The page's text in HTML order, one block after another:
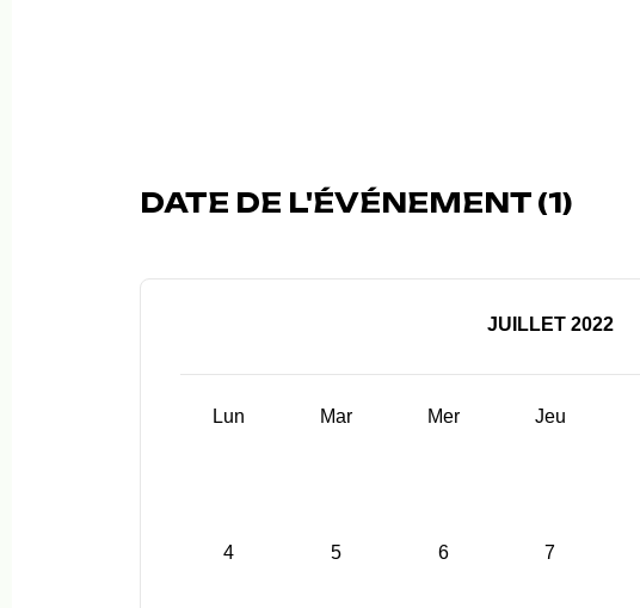
DATE DE L'ÉVÉNEMENT (1)
JUILLET 2022
Lun Mar Mer Jeu
4 5 6 7